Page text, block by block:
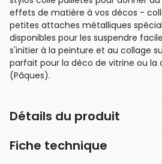
effets de matière à vos décos -
petites attaches métalliques
disponibles pour les suspendre
s'initier à la peinture et au collage
parfait pour la déco de vitrine ou la
(Pâques).
Détails du produit
Fiche technique